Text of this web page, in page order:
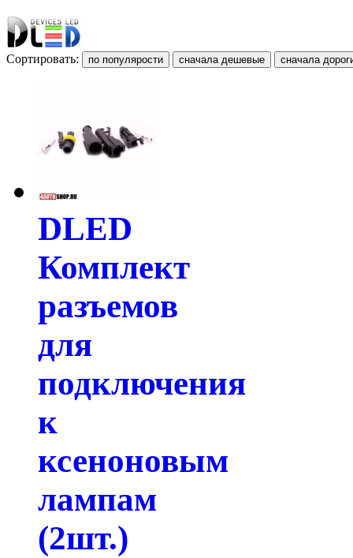
Сортировать:
DLED
Комплект
разъемов
для
подключения
к
ксеноновым
лампам
(2шт.)